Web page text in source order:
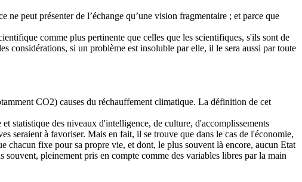
ne peut présenter de l’échange qu’une vision fragmentaire ; et parce que
comme plus pertinente que celles que les scientifiques, s'ils sont de
considérations, si un problème est insoluble par elle, il le sera aussi par toute
CO2) causes du réchauffement climatique. La définition de cet
statistique des niveaux d'intelligence, de culture, d'accomplissements
seraient à favoriser. Mais en fait, il se trouve que dans le cas de l'économie,
chacun fixe pour sa propre vie, et dont, le plus souvent là encore, aucun Etat
pleinement pris en compte comme des variables libres par la main